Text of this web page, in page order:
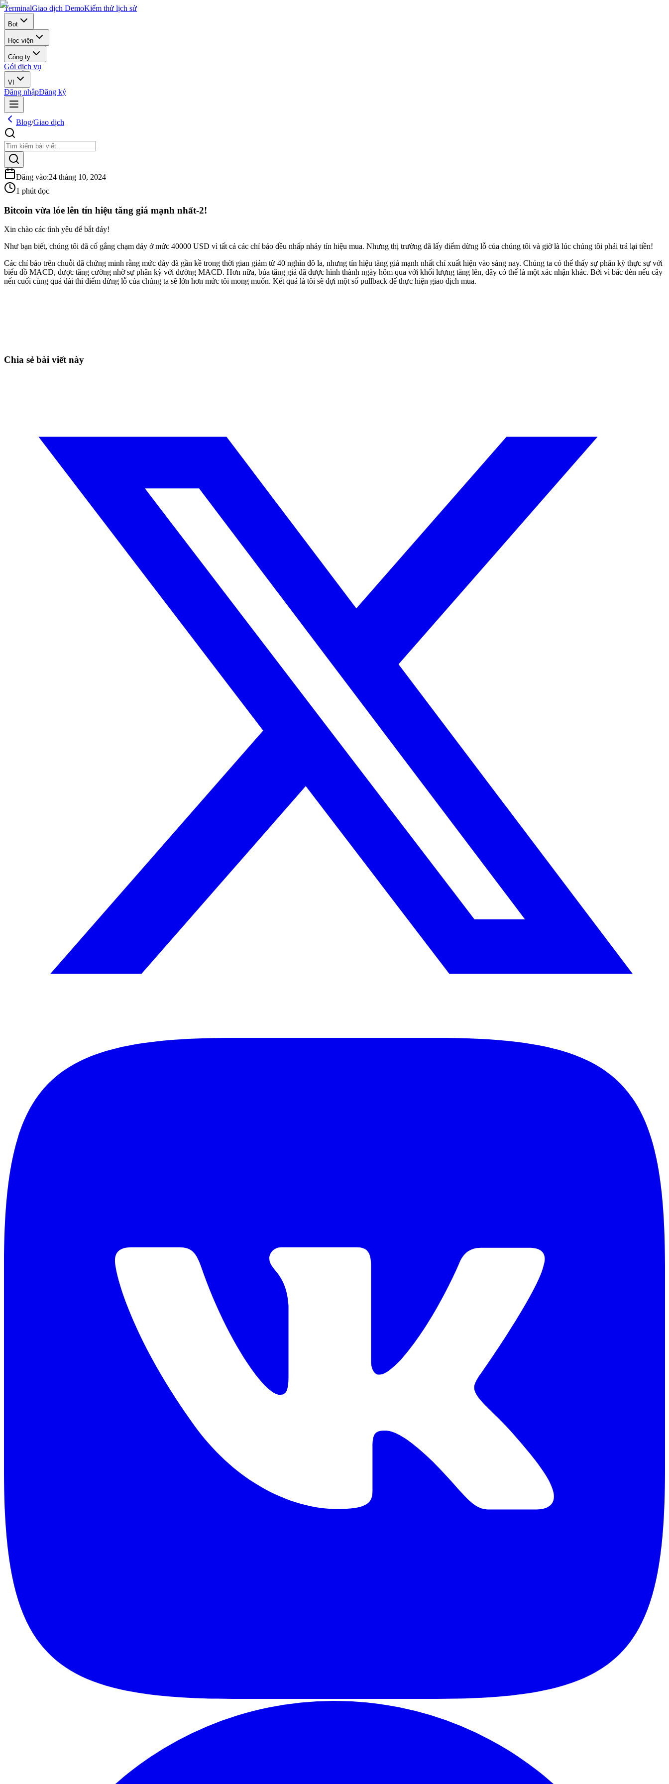
TerminalGiao dịch DemoKiểm thử lịch sử
Bot
Học viện
Công ty
Gói dịch vụ
VI
Đăng nhậpĐăng ký
Blog/Giao dịch
Đăng vào:24 tháng 10, 2024
1 phút đọc
Bitcoin vừa lóe lên tín hiệu tăng giá mạnh nhất-2!
Xin chào các tình yêu để bắt đáy!
Như bạn biết, chúng tôi đã cố gắng chạm đáy ở mức 40000 USD vì tất cả các chỉ báo đều nhấp nháy tín hiệu mua. Nhưng thị trường đã lấy điểm dừng lỗ của chúng tôi và giờ là lúc chúng tôi phải trả lại tiền!
Các chỉ báo trên chuỗi đã chứng minh rằng mức đáy đã gần kề trong thời gian giảm từ 40 nghìn đô la, nhưng tín hiệu tăng giá mạnh nhất chỉ xuất hiện vào sáng nay. Chúng ta có thể thấy sự phân kỳ thực sự với
biểu đồ MACD, được tăng cường nhờ sự phân kỳ với đường MACD. Hơn nữa, búa tăng giá đã được hình thành ngày hôm qua với khối lượng tăng lên, đây có thể là một xác nhận khác. Bởi vì bấc đèn nếu cây
nến cuối cùng quá dài thì điểm dừng lỗ của chúng ta sẽ lớn hơn mức tôi mong muốn. Kết quả là tôi sẽ đợi một số pullback để thực hiện giao dịch mua.
Chia sẻ bài viết này